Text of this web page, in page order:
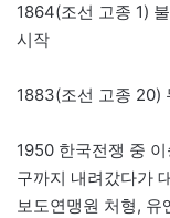
1864(조선 고종 1)
시작
1883(조선 고종 20)
1950 한국전쟁 중
구까지 내려갔다가
보도연맹원 처형, 유